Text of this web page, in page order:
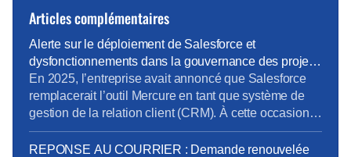
Articles complémentaires
Alerte sur le déploiement de Salesforce et
dysfonctionnements dans la gouvernance des projets
métiers
En 2025, l’entreprise avait annoncé que Salesforce
remplacerait l’outil Mercure en tant que système de
gestion de la relation client (CRM). À cette occasion,
la Direction Pro-PME et la Direction du Système
d’Information (DSI) avaient sollicité chaque métier
REPONSE AU COURRIER : Demande renouvelée